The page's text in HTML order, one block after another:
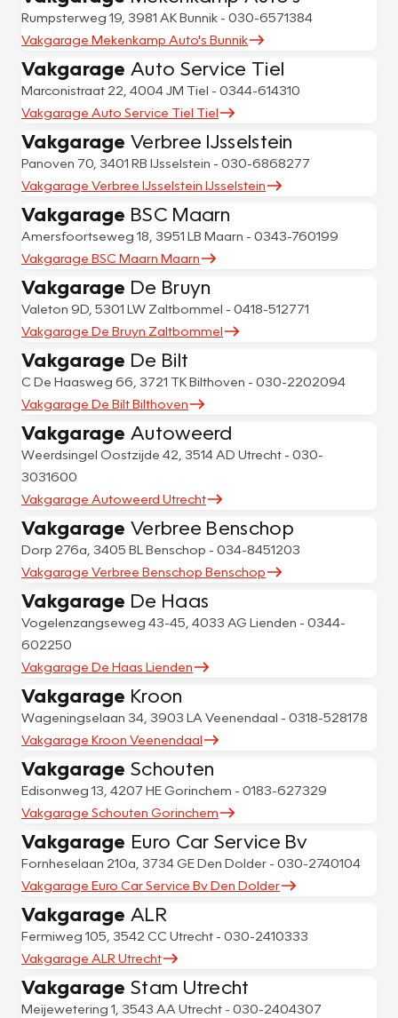
Rumpsterweg 19, 3981 AK Bunnik - 030-6571384
Vakgarage Mekenkamp Auto's Bunnik
Vakgarage Auto Service Tiel
Marconistraat 22, 4004 JM Tiel - 0344-614310
Vakgarage Auto Service Tiel Tiel
Vakgarage Verbree IJsselstein
Panoven 70, 3401 RB IJsselstein - 030-6868277
Vakgarage Verbree IJsselstein IJsselstein
Vakgarage BSC Maarn
Amersfoortseweg 18, 3951 LB Maarn - 0343-760199
Vakgarage BSC Maarn Maarn
Vakgarage De Bruyn
Valeton 9D, 5301 LW Zaltbommel - 0418-512771
Vakgarage De Bruyn Zaltbommel
Vakgarage De Bilt
C De Haasweg 66, 3721 TK Bilthoven - 030-2202094
Vakgarage De Bilt Bilthoven
Vakgarage Autoweerd
Weerdsingel Oostzijde 42, 3514 AD Utrecht - 030-
3031600
Vakgarage Autoweerd Utrecht
Vakgarage Verbree Benschop
Dorp 276a, 3405 BL Benschop - 034-8451203
Vakgarage Verbree Benschop Benschop
Vakgarage De Haas
Vogelenzangseweg 43-45, 4033 AG Lienden - 0344-
602250
Vakgarage De Haas Lienden
Vakgarage Kroon
Wageningselaan 34, 3903 LA Veenendaal - 0318-528178
Vakgarage Kroon Veenendaal
Vakgarage Schouten
Edisonweg 13, 4207 HE Gorinchem - 0183-627329
Vakgarage Schouten Gorinchem
Vakgarage Euro Car Service Bv
Fornheselaan 210a, 3734 GE Den Dolder - 030-2740104
Vakgarage Euro Car Service Bv Den Dolder
Vakgarage ALR
Fermiweg 105, 3542 CC Utrecht - 030-2410333
Vakgarage ALR Utrecht
Vakgarage Stam Utrecht
Meijewetering 1, 3543 AA Utrecht - 030-2404307